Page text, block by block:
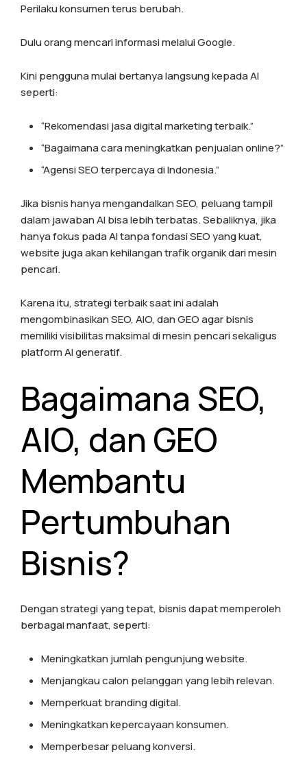
Perilaku konsumen terus berubah.
Dulu orang mencari informasi melalui Google.
Kini pengguna mulai bertanya langsung kepada AI
seperti:
“Rekomendasi jasa digital marketing terbaik.”
“Bagaimana cara meningkatkan penjualan online?”
“Agensi SEO terpercaya di Indonesia.”
Jika bisnis hanya mengandalkan SEO, peluang tampil
dalam jawaban AI bisa lebih terbatas. Sebaliknya, jika
hanya fokus pada AI tanpa fondasi SEO yang kuat,
website juga akan kehilangan trafik organik dari mesin
pencari.
Karena itu, strategi terbaik saat ini adalah
mengombinasikan SEO, AIO, dan GEO agar bisnis
memiliki visibilitas maksimal di mesin pencari sekaligus
platform AI generatif.
Bagaimana SEO,
AIO, dan GEO
Membantu
Pertumbuhan
Bisnis?
Dengan strategi yang tepat, bisnis dapat memperoleh
berbagai manfaat, seperti:
Meningkatkan jumlah pengunjung website.
Menjangkau calon pelanggan yang lebih relevan.
Memperkuat branding digital.
Meningkatkan kepercayaan konsumen.
Memperbesar peluang konversi.